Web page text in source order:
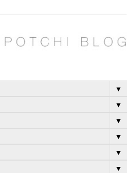
▼
▼
▼
▼
▼
▼